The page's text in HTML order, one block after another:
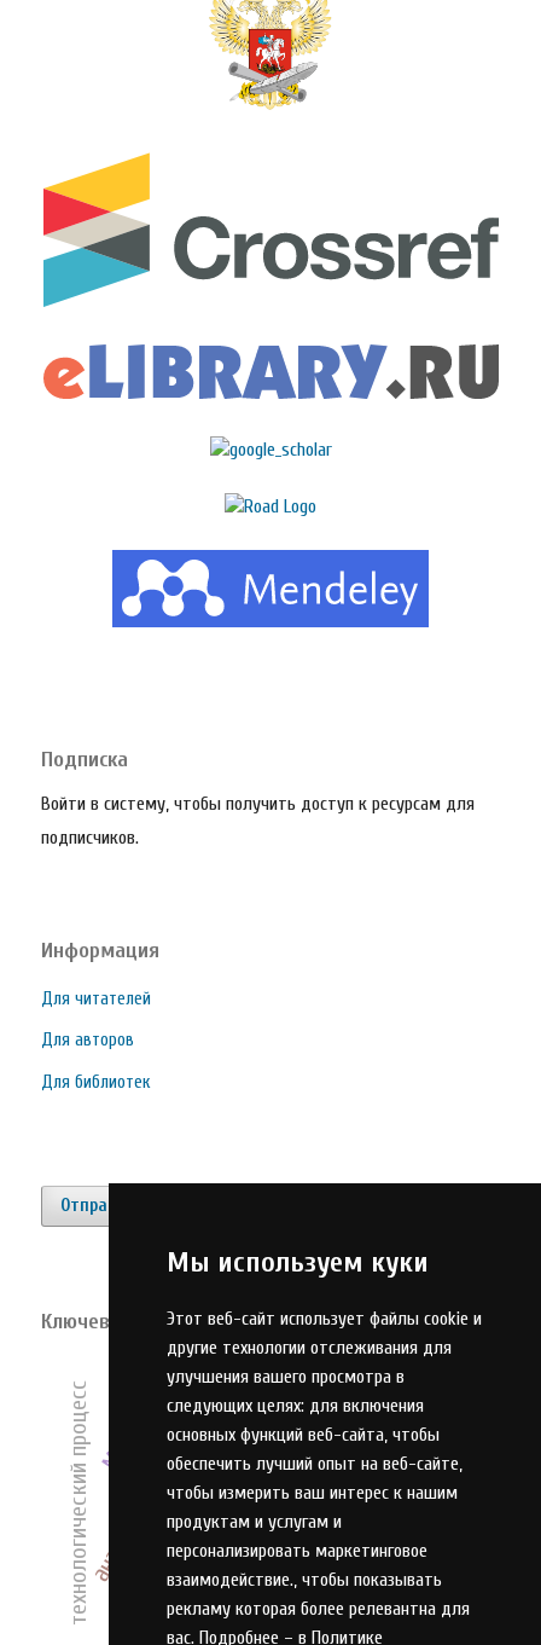
Мы используем куки
Этот веб-сайт использует файлы cookie и
другие технологии отслеживания для
улучшения вашего просмотра в
следующих целях: для включения
основных функций веб-сайта, чтобы
обеспечить лучший опыт на веб-сайте,
чтобы измерить ваш интерес к нашим
продуктам и услугам и
персонализировать маркетинговое
взаимодействие., чтобы показывать
рекламу которая более релевантна для
вас. Подробнее – в Политике
Подписка
Войти в систему, чтобы получить доступ к ресурсам для
подписчиков.
Информация
Для читателей
Для авторов
Для библиотек
Отправить материал
Ключевые слова
инновации
эффективность
конкурентоспособность
оптимизация
управление
проектирование
модель качество
компетенции
анализ
оружие
оценка
адаптация
алгоритм
технология
предприятие
технологический процесс идентификация
система